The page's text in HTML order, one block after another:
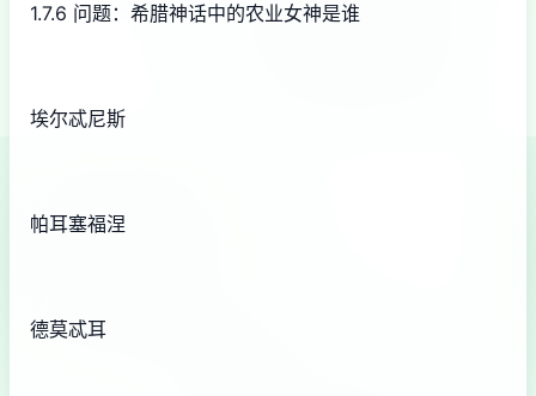
1.7.6 问题：希腊神话中的农业女神是谁
埃尔忒尼斯
帕耳塞福涅
德莫忒耳